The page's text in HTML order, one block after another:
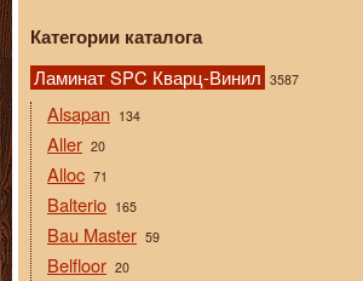
Категории каталога
Ламинат SPC Кварц-Винил 3587
Alsapan 134
Aller 20
Alloc 71
Balterio 165
Bau Master 59
Belfloor 20